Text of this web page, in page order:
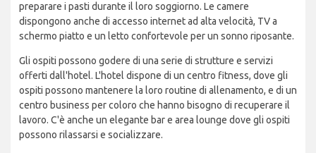
preparare i pasti durante il loro soggiorno. Le camere
dispongono anche di accesso internet ad alta velocità, TV a
schermo piatto e un letto confortevole per un sonno riposante.
Gli ospiti possono godere di una serie di strutture e servizi
offerti dall'hotel. L'hotel dispone di un centro fitness, dove gli
ospiti possono mantenere la loro routine di allenamento, e di un
centro business per coloro che hanno bisogno di recuperare il
lavoro. C'è anche un elegante bar e area lounge dove gli ospiti
possono rilassarsi e socializzare.